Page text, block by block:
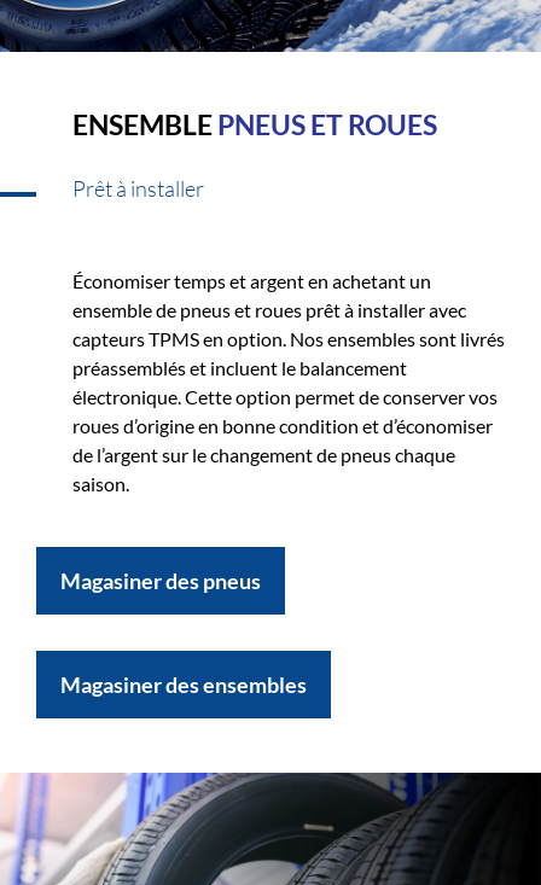
ENSEMBLEPNEUS ET ROUES
Prêt à installer
Économiser temps et argent en achetant un
ensemble de pneus et roues prêt à installer avec
capteurs TPMS en option. Nos ensembles sont livrés
préassemblés et incluent le balancement
électronique. Cette option permet de conserver vos
roues d’origine en bonne condition et d’économiser
de l’argent sur le changement de pneus chaque
saison.
Magasiner des pneus
Magasiner des ensembles